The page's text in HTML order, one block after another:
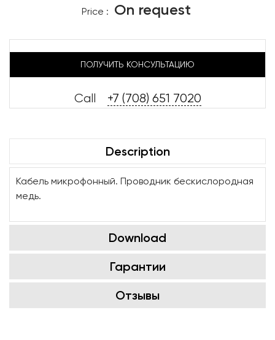
Price : On request
ПОЛУЧИТЬ КОНСУЛЬТАЦИЮ
Call +7 (708) 651 7020
Description
Кабель микрофонный. Проводник бескислородная
медь.
Download
Гарантии
Отзывы